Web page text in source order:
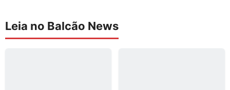
Leia no Balcão News